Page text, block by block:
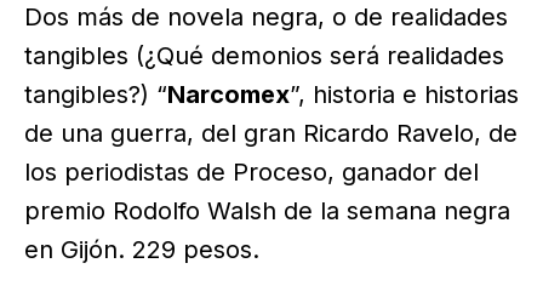
Dos más de novela negra, o de realidades
tangibles (¿Qué demonios será realidades
tangibles?) “Narcomex”, historia e historias
de una guerra, del gran Ricardo Ravelo, de
los periodistas de Proceso, ganador del
premio Rodolfo Walsh de la semana negra
en Gijón. 229 pesos.